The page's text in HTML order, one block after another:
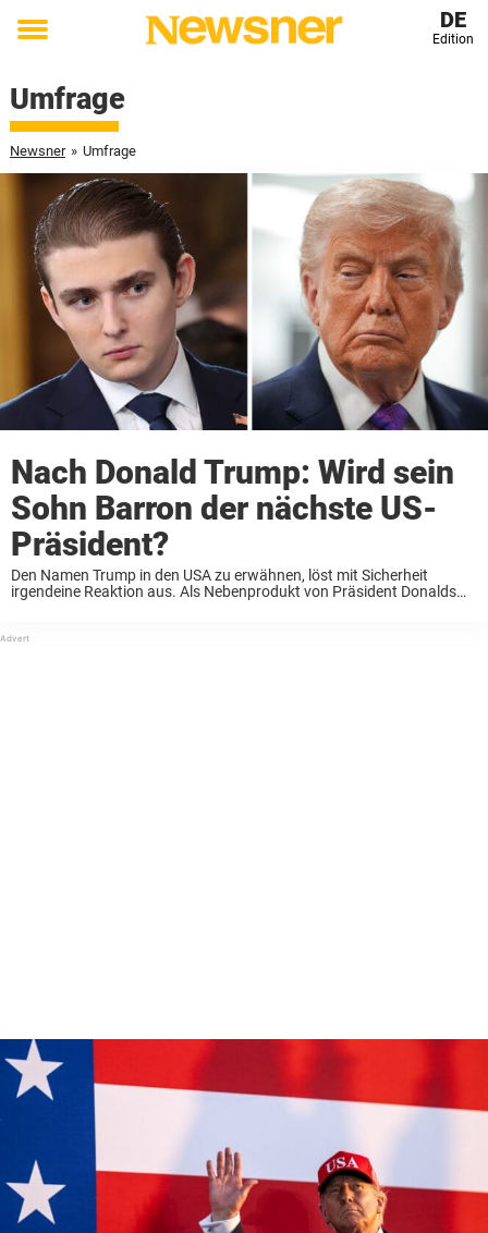
Toggle
DE
Edition
Umfrage
Newsner » Umfrage
Nach Donald Trump: Wird sein
Sohn Barron der nächste US-
Präsident?
Den Namen Trump in den USA zu erwähnen, löst mit Sicherheit
irgendeine Reaktion aus. Als Nebenprodukt von Präsident Donalds